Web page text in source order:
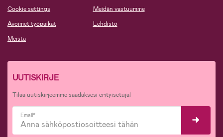
Cookie settings
Avoimet työpaikat
Meistä
Meidän vastuumme
Lehdistö
UUTISKIRJE
Tilaa uutiskirjeemme saadaksesi erityisetuja!
Email*